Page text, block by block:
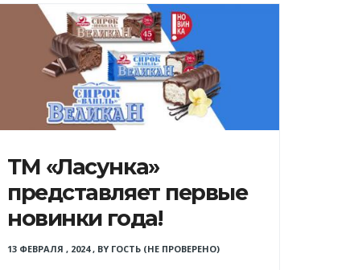
ТМ «Ласунка»
представляет первые
новинки года!
13 ФЕВРАЛЯ , 2024, BY ГОСТЬ (НЕ ПРОВЕРЕНО)